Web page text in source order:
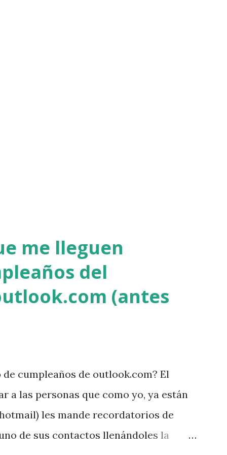
me lleguen
del
(antes
cumpleaños de outlook.com? El
a las personas que como yo, ya están
les mande recordatorios de
de sus contactos llenándoles la